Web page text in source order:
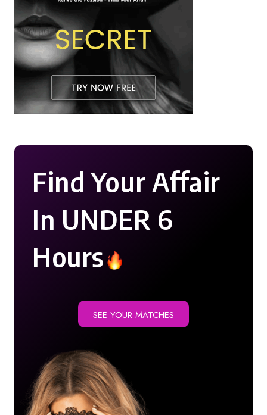
Find Your Affair
In UNDER 6
Hours
SEE YOUR MATCHES